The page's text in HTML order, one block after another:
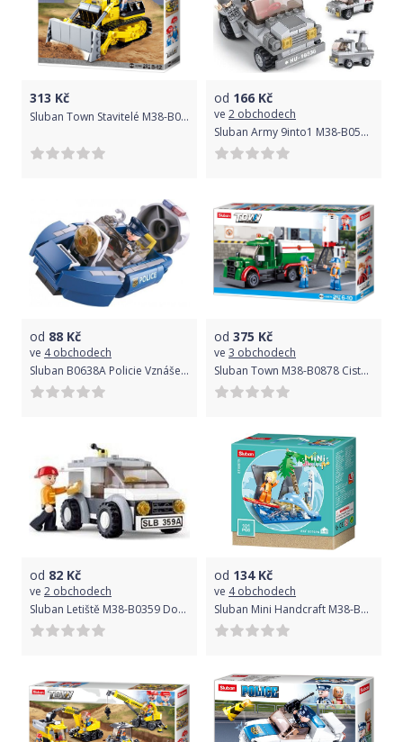
313 Kč
Sluban Town Stavitelé M38-B0802 Buldozer
od 166 Kč
ve 2 obchodech
Sluban Army 9into1 M38-B0537C Raketomet 3v1
od 88 Kč
ve 4 obchodech
Sluban B0638A Policie Vznášedlo
od 375 Kč
ve 3 obchodech
Sluban Town M38-B0878 Cisterna
od 82 Kč
ve 2 obchodech
Sluban Letiště M38-B0359 Doručovací vůz
od 134Kč
ve 4 obchodech
Sluban Mini Handcraft M38-B0989B Léto